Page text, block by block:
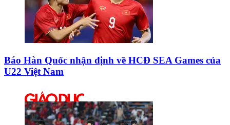
Báo Hàn Quốc nhận định về HCĐ SEA Games của
U22 Việt Nam